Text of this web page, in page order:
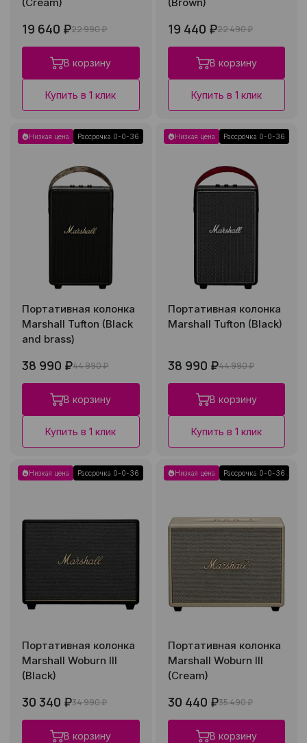
19 640 ₽22 990 ₽
В корзину
Купить в 1 клик
19 440 ₽22 490 ₽
В корзину
Купить в 1 клик
Низкая цена Рассрочка 0-0-36
Портативная колонка
Marshall Tufton (Black
and brass)
38 990 ₽44 990 ₽
В корзину
Купить в 1 клик
Низкая цена Рассрочка 0-0-36
Портативная колонка
Marshall Tufton (Black)
38 990 ₽44 990 ₽
В корзину
Купить в 1 клик
Низкая цена Рассрочка 0-0-36
Портативная колонка
Marshall Woburn III
(Black)
30 340 ₽34 990 ₽
В корзину
Низкая цена Рассрочка 0-0-36
Портативная колонка
Marshall Woburn III
(Cream)
30 440 ₽35 490 ₽
В корзину